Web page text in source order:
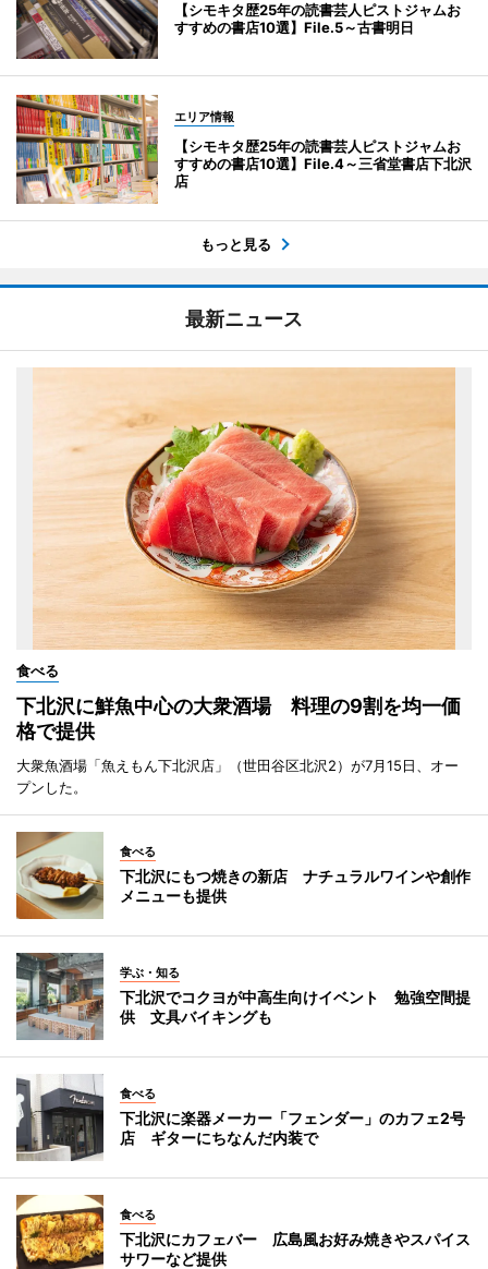
【シモキタ歴25年の読書芸人ピストジャムお
すすめの書店10選】File.5～古書明日
エリア情報
【シモキタ歴25年の読書芸人ピストジャムお
すすめの書店10選】File.4～三省堂書店下北沢
店
もっと見る
最新ニュース
食べる
下北沢に鮮魚中心の大衆酒場 料理の9割を均一価
格で提供
大衆魚酒場「魚えもん下北沢店」（世田谷区北沢2）が7月15日、オー
プンした。
食べる
下北沢にもつ焼きの新店 ナチュラルワインや創作
メニューも提供
学ぶ・知る
下北沢でコクヨが中高生向けイベント 勉強空間提
供 文具バイキングも
食べる
下北沢に楽器メーカー「フェンダー」のカフェ2号
店 ギターにちなんだ内装で
食べる
下北沢にカフェバー 広島風お好み焼きやスパイス
サワーなど提供